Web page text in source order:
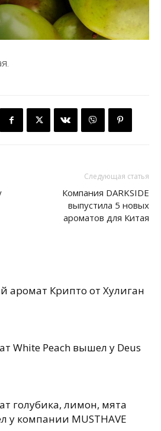
Следующая статья
Компания DARKSIDE
выпустила 5 новых
ароматов для Китая
аромат Крипто от Хулиган
White Peach вышел у Deus
голубика, лимон, мята
у компании MUSTHAVE